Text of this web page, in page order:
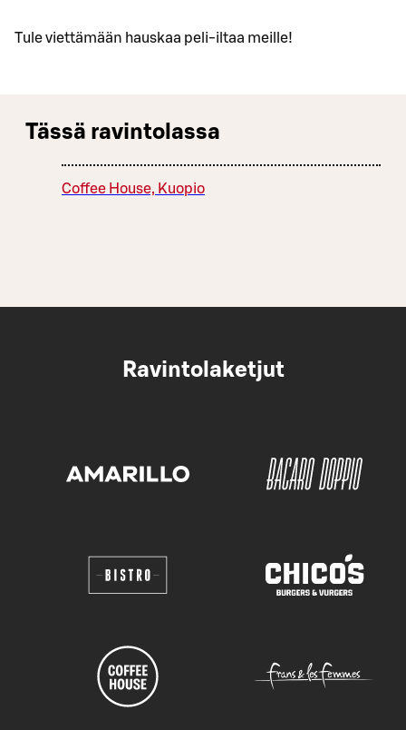
Tule viettämään hauskaa peli-iltaa meille!
Tässä ravintolassa
Coffee House, Kuopio
Ravintolaketjut